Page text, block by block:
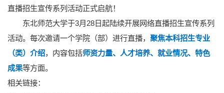
直播招生宣传系列活动正式启航！
东北师范大学于3月28日起陆续开展网络直播招生宣传系列
活动。每次邀请一个学院（部）进行直播， 聚焦本科招生专业
（类）介绍，内容包括师资力量、人才培养、就业情况、特色
成果等方面。
相关链接：